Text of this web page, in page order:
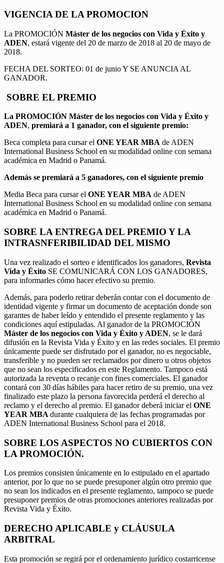
VIGENCIA DE LA PROMOCION
La PROMOCIÓN Máster de los negocios con Vida y Éxito y
ADEN, estará vigente del 20 de marzo de 2018 al 20 de mayo de
2018.
FECHA DEL SORTEO: 01 de junio Y SE ANUNCIA AL
GANADOR.
SOBRE EL PREMIO
La PROMOCIÓN Máster de los negocios con Vida y Éxito y
ADEN, premiará a 1 ganador, con el siguiente premio:
Beca completa para cursar el ONE YEAR MBA de ADEN
International Business School en su modalidad online con semana
académica en Madrid o Panamá.
Además se premiará a 5 ganadores, con el siguiente premio
Media Beca para cursar el ONE YEAR MBA de ADEN
International Business School en su modalidad online con semana
académica en Madrid o Panamá.
SOBRE LA ENTREGA DEL PREMIO Y LA
INTRASNFERIBILIDAD DEL MISMO
Una vez realizado el sorteo e identificados los ganadores, Revista
Vida y Éxito SE COMUNICARÁ CON LOS GANADORES,
para informarles cómo hacer efectivo su premio.
Además, para poderlo retirar deberán contar con el documento de
identidad vigente y firmar un documento de aceptación donde son
garantes de haber leído y entendido el presente reglamento y las
condiciones aquí estipuladas. Al ganador de la PROMOCIÓN
Máster de los negocios con Vida y Éxito y ADEN, se le dará
difusión en la Revista Vida y Éxito y en las redes sociales. El premio
únicamente puede ser disfrutado por el ganador, no es negociable,
transferible y no pueden ser reclamados por dinero u otros objetos
que no sean los especificados en este Reglamento. Tampoco está
autorizada la reventa o recanje con fines comerciales. El ganador
contará con 30 días hábiles para hacer retiro de su premio, una vez
finalizado este plazo la persona favorecida perderá el derecho al
reclamo y el derecho al premio. El ganador deberá iniciar el ONE
YEAR MBA durante cualquiera de las fechas programadas por
ADEN International Business School para el 2018.
SOBRE LOS ASPECTOS NO CUBIERTOS CON
LA PROMOCIÓN.
Los premios consisten únicamente en lo estipulado en el apartado
anterior, por lo que no se puede presuponer algún otro premio que
no sean los indicados en el presente reglamento, tampoco se puede
presuponer premios de otras promociones anteriores realizadas por
Revista Vida y Éxito.
DERECHO APLICABLE y CLÁUSULA
ARBITRAL
Esta promoción se regirá por el ordenamiento jurídico costarricense